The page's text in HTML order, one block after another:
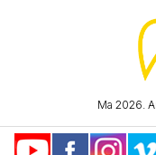
Ma 2026.